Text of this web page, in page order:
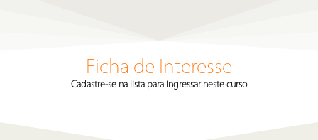
Ficha de Interesse
Cadastre-se na lista para ingressar neste curso